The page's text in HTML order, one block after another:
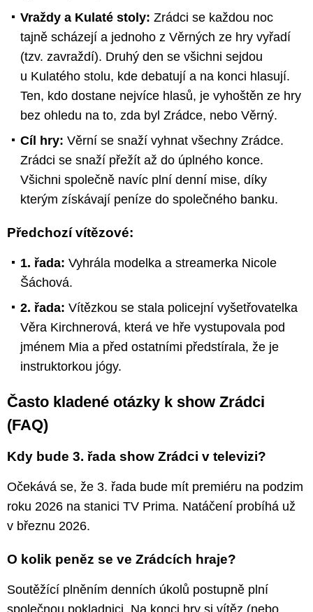
Vraždy a Kulaté stoly: Zrádci se každou noc
tajně scházejí a jednoho z Věrných ze hry vyřadí
(tzv. zavraždí). Druhý den se všichni sejdou
u Kulatého stolu, kde debatují a na konci hlasují.
Ten, kdo dostane nejvíce hlasů, je vyhoštěn ze hry
bez ohledu na to, zda byl Zrádce, nebo Věrný.
Cíl hry: Věrní se snaží vyhnat všechny Zrádce.
Zrádci se snaží přežít až do úplného konce.
Všichni společně navíc plní denní mise, díky
kterým získávají peníze do společného banku.
Předchozí vítězové:
1. řada: Vyhrála modelka a streamerka Nicole
Šáchová.
2. řada: Vítězkou se stala policejní vyšetřovatelka
Věra Kirchnerová, která ve hře vystupovala pod
jménem Mia a před ostatními předstírala, že je
instruktorkou jógy.
Často kladené otázky k show Zrádci
(FAQ)
Kdy bude 3. řada show Zrádci v televizi?
Očekává se, že 3. řada bude mít premiéru na podzim
roku 2026 na stanici TV Prima. Natáčení probíhá už
v březnu 2026.
O kolik peněz se ve Zrádcích hraje?
Soutěžící plněním denních úkolů postupně plní
společnou pokladnici. Na konci hry si vítěz (nebo